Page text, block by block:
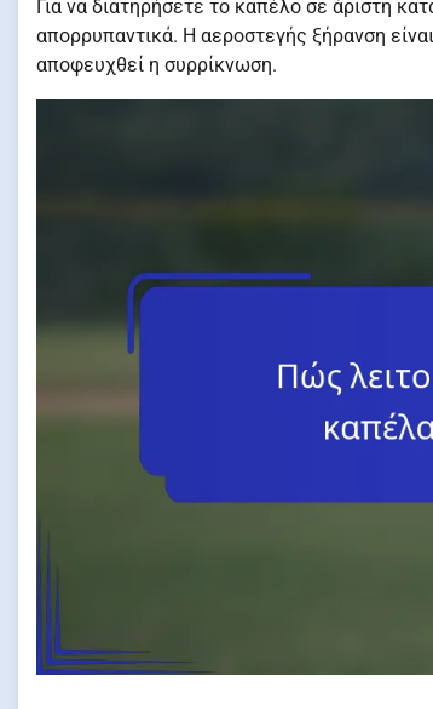
Για να διατηρήσετε το καπέλο σε άριστη
απορρυπαντικά. Η αεροστεγής ξήρανση
αποφευχθεί η συρρίκνωση.